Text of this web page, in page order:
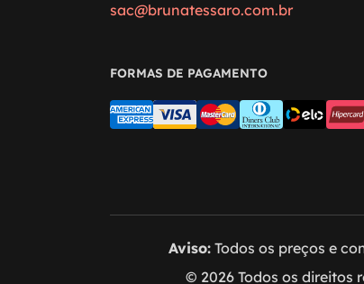
sac@brunatessaro.com.br
FORMAS DE PAGAMENTO
Aviso:Todos os preços e
© 2026 Todos os direitos